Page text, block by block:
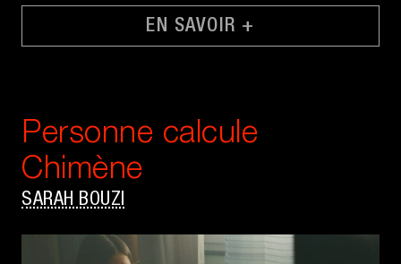
EN SAVOIR +
Personne calcule
Chimène
SARAH BOUZI